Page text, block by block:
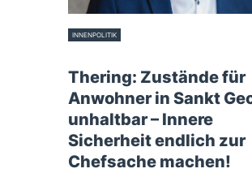
INNENPOLITIK
Thering: Zustände für
Anwohner in Sankt
unhaltbar – Innere
Sicherheit endlich zur
Chefsache machen!